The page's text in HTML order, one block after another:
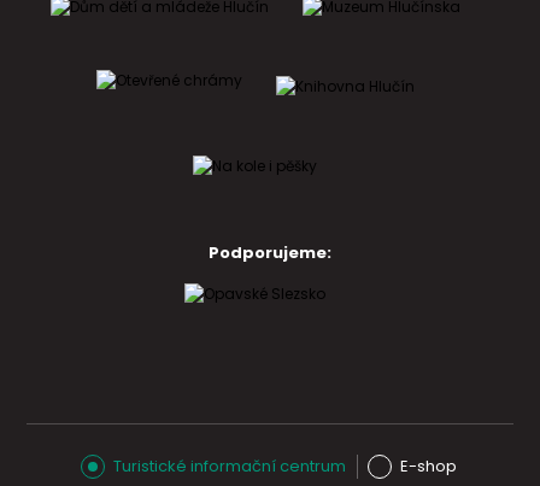
Podporujeme:
Turistické informační centrum E-shop